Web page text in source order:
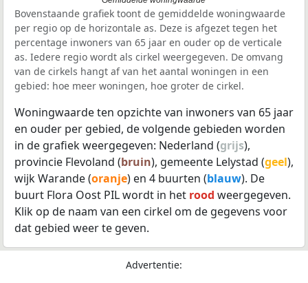
Bovenstaande grafiek toont de gemiddelde woningwaarde
per regio op de horizontale as. Deze is afgezet tegen het
percentage inwoners van 65 jaar en ouder op de verticale
as. Iedere regio wordt als cirkel weergegeven. De omvang
van de cirkels hangt af van het aantal woningen in een
gebied: hoe meer woningen, hoe groter de cirkel.
Woningwaarde ten opzichte van inwoners van 65 jaar
en ouder per gebied, de volgende gebieden worden
in de grafiek weergegeven: Nederland (grijs),
provincie Flevoland (bruin), gemeente Lelystad (geel),
wijk Warande (oranje) en 4 buurten (blauw). De
buurt Flora Oost PIL wordt in het rood weergegeven.
Klik op de naam van een cirkel om de gegevens voor
dat gebied weer te geven.
Advertentie: